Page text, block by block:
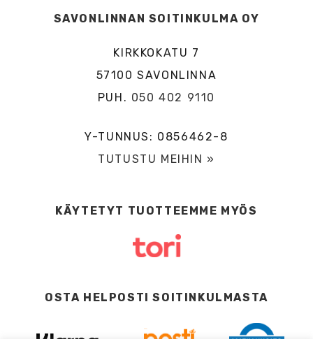
SAVONLINNAN SOITINKULMA OY
KIRKKOKATU 7
57100 SAVONLINNA
PUH. 050 402 9110
Y-TUNNUS: 0856462-8
TUTUSTU MEIHIN »
KÄYTETYT TUOTTEEMME MYÖS
OSTA HELPOSTI SOITINKULMASTA